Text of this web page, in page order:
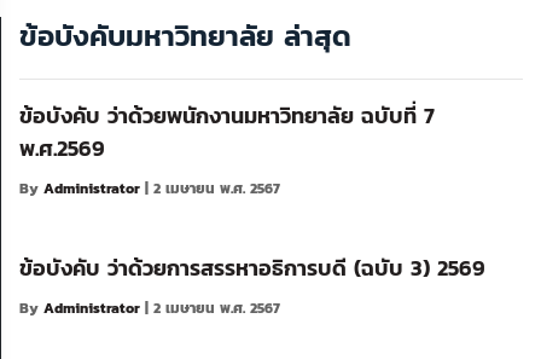
ข้อบังคับมหาวิทยาลัย ล่าสุด
ข้อบังคับ ว่าด้วยพนักงานมหาวิทยาลัย ฉบับที่ 7
พ.ศ.2569
By Administrator | 2 เมษายน พ.ศ. 2567
ข้อบังคับ ว่าด้วยการสรรหาอธิการบดี (ฉบับ 3) 2569
By Administrator | 2 เมษายน พ.ศ. 2567